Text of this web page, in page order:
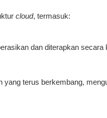
cloud, termasuk:
dan diterapkan
terus berkembang,